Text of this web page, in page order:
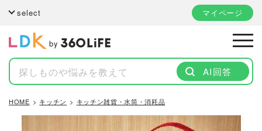
select マイページ
by
AI回答
HOME キッチン キッチン雑貨・水筒・消耗品